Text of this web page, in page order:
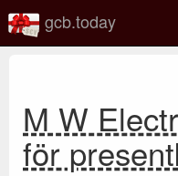
gcb.today
M W
för